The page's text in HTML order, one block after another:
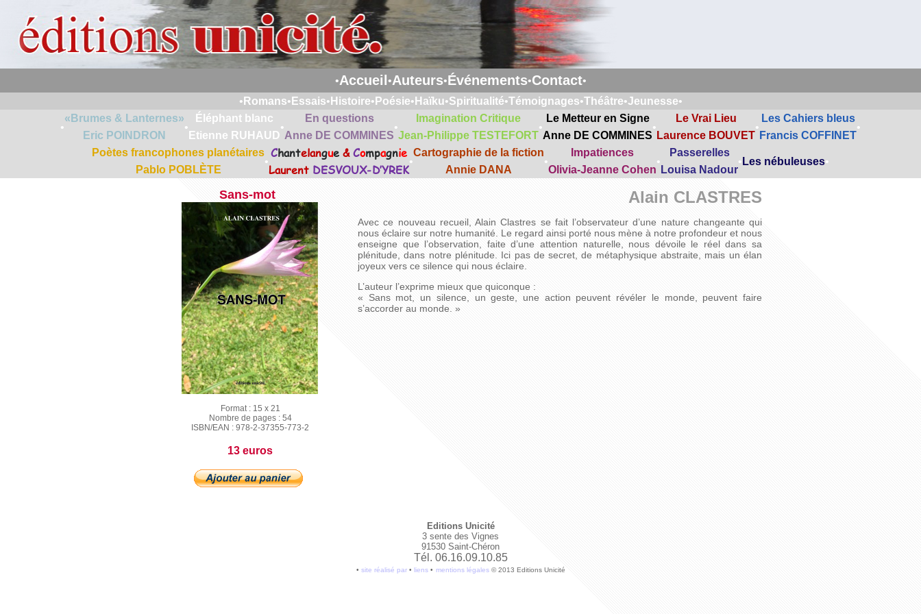
•Accueil •Auteurs•Événements•Contact•
• Romans• Essais• Histoire• Poésie• Haïku•Spiritualité•Témoignages•Théâtre•Jeunesse•
•
«Brumes & Lanternes»
Eric POINDRON
•
Éléphant blanc
Etienne RUHAUD
•
En questions
Anne DE COMMINES
•
Imagination Critique
Jean-Philippe TESTEFORT
•
Le Metteur en Signe
Anne DE COMMINES
•
Le Vrai Lieu
Laurence BOUVET
•
Les Cahiers bleus
Francis COFFINET
•
Poètes francophones planétaires
Pablo POBLÈTE
•
Chantelangue & Compagnie
Laurent DESVOUX-D’YREK
•
Cartographie de la fiction
Annie DANA
•
Impatiences
Olivia-Jeanne Cohen
•
Passerelles
Louisa Nadour
• Les nébuleuses•
Sans-mot
Format : 15 x 21
Nombre de pages : 54
ISBN/EAN : 978-2-37355-773-2
13 euros
Alain CLASTRES
Avec ce nouveau recueil, Alain Clastres se fait l’observateur d’une nature changeante qui
nous éclaire sur notre humanité. Le regard ainsi porté nous mène à notre profondeur et nous
enseigne que l’observation, faite d’une attention naturelle, nous dévoile le réel dans sa
plénitude, dans notre plénitude. Ici pas de secret, de métaphysique abstraite, mais un élan
joyeux vers ce silence qui nous éclaire.
L’auteur l’exprime mieux que quiconque :
« Sans mot, un silence, un geste, une action peuvent révéler le monde, peuvent faire
s’accorder au monde. »
Editions Unicité
3 sente des Vignes
91530 Saint-Chéron
Tél. 06.16.09.10.85
• site réalisé par• liens • mentions légales© 2013 Editions Unicité